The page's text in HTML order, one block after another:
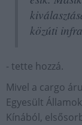
közúti
- tette hozzá.
Mivel a cargo
Egyesült
Kínából,